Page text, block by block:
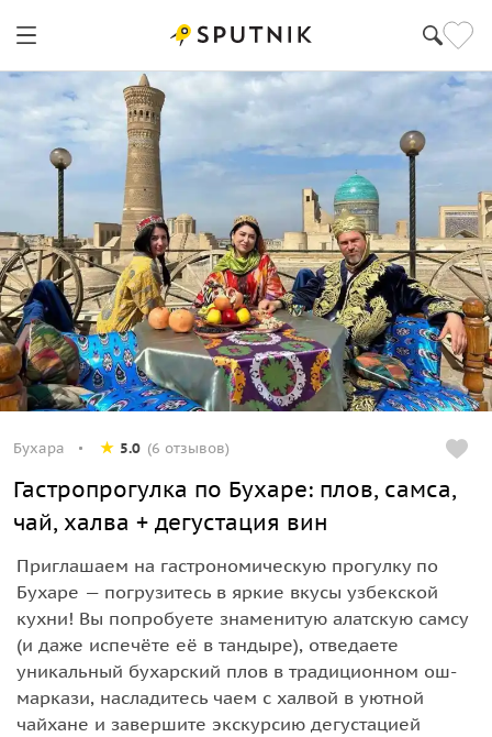
Бухара 5.0 (6 отзывов)
Гастропрогулка по Бухаре: плов, самса,
чай, халва + дегустация вин
Приглашаем на гастрономическую прогулку по
Бухаре — погрузитесь в яркие вкусы узбекской
кухни! Вы попробуете знаменитую алатскую самсу
(и даже испечёте её в тандыре), отведаете
уникальный бухарский плов в традиционном ош-
маркази, насладитесь чаем с халвой в уютной
чайхане и завершите экскурсию дегустацией